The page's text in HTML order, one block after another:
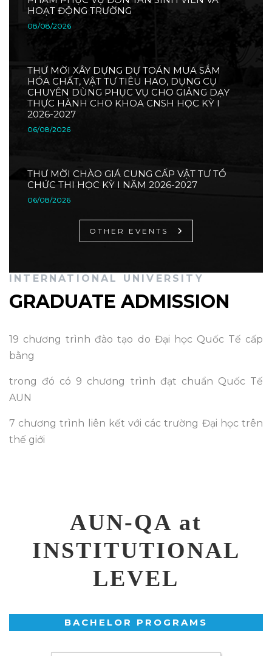
HOẠT ĐỘNG TRƯỜNG
08/08/2026
THƯ MỜI XÂY DỰNG DỰ TOÁN MUA SẮM
HÓA CHẤT, VẬT TƯ TIÊU HAO, DỤNG CỤ
CHUYÊN DÙNG PHỤC VỤ CHO GIẢNG DẠY
THỰC HÀNH CHO KHOA CNSH HỌC KỲ I
2026-2027
06/08/2026
THƯ MỜI CHÀO GIÁ CUNG CẤP VẬT TƯ TỔ
CHỨC THI HỌC KỲ I NĂM 2026-2027
06/08/2026
OTHER EVENTS
INTERNATIONAL UNIVERSITY
GRADUATE ADMISSION
19 chương trình đào tạo do Đại học Quốc Tế cấp
bằng
trong đó có 9 chương trình đạt chuẩn Quốc Tế
AUN
7 chương trình liên kết với các trường Đại học trên
thế giới
AUN-QA at
INSTITUTIONAL
LEVEL
BACHELOR PROGRAMS